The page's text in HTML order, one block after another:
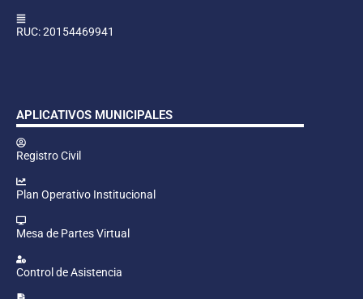
RUC: 20154469941
APLICATIVOS MUNICIPALES
Registro Civil
Plan Operativo Institucional
Mesa de Partes Virtual
Control de Asistencia